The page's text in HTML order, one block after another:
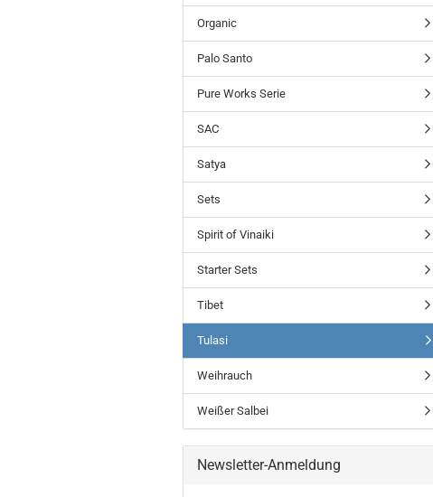
Organic
Palo Santo
Pure Works Serie
SAC
Satya
Sets
Spirit of Vinaiki
Starter Sets
Tibet
Tulasi
Weihrauch
Weißer Salbei
Newsletter-Anmeldung